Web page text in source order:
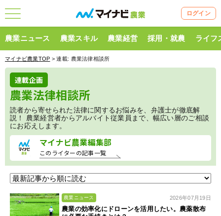
ログイン
農業ニュース 農業スキル 農業経営 採用・就農 ライフ
マイナビ農業TOP > 連載: 農業法律相談所
連載企画
農業法律相談所
読者から寄せられた法律に関するお悩みを、弁護士が徹底解
説！ 農業経営者からアルバイト従業員まで、幅広い層のご相談
にお応えします。
マイナビ農業編集部
このライターの記事一覧
農業ニュース 2026年07月19日
農業の効率化にドローンを活用したい。農薬散布